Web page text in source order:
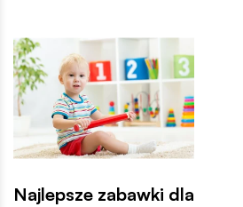
od jakiego wieku zabawki
sensoryczne będą
odpowiednie?
Najlepsze zabawki dla